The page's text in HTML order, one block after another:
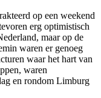
op een weekend
erg optimistisch
maar op de
waren er genoeg
waar het hart van
waren
en rondom Limburg